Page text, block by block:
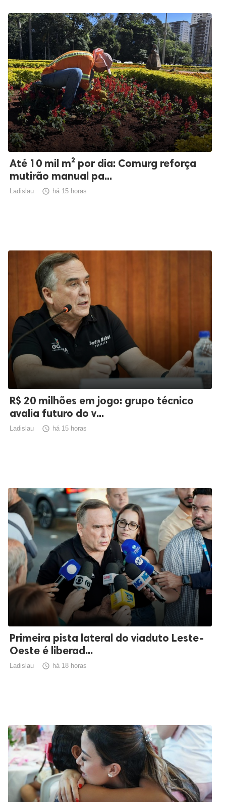
Até 10 mil m² por dia: Comurg reforça
mutirão manual pa...
Ladislau  há 15 horas
R$ 20 milhões em jogo: grupo técnico
avalia futuro do v...
Ladislau  há 15 horas
Primeira pista lateral do viaduto Leste-
Oeste é liberad...
Ladislau  há 18 horas